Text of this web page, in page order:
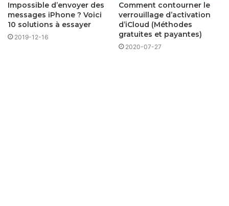
Impossible d’envoyer des
messages iPhone ? Voici
10 solutions à essayer
2019-12-16
Comment contourner le
verrouillage d’activation
d’iCloud (Méthodes
gratuites et payantes)
2020-07-27